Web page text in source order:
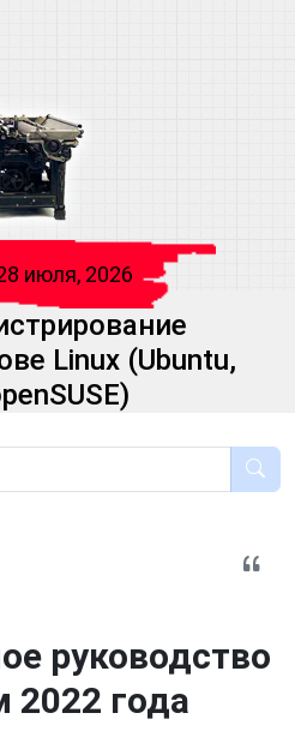
июля, 2026
Linux (Ubuntu,
руководство
2022 года